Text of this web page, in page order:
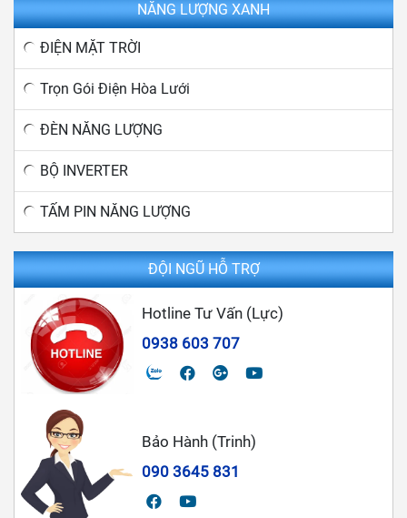
NĂNG LƯỢNG XANH
ĐIỆN MẶT TRỜI
Trọn Gói Điện Hòa Lưới
ĐÈN NĂNG LƯỢNG
BỘ INVERTER
TẤM PIN NĂNG LƯỢNG
ĐỘI NGŨ HỖ TRỢ
Hotline Tư Vấn (Lực)
0938 603 707
Bảo Hành (Trinh)
090 3645 831